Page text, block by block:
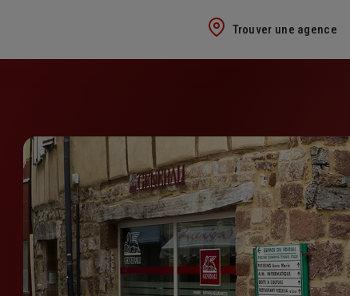
Trouver une agence